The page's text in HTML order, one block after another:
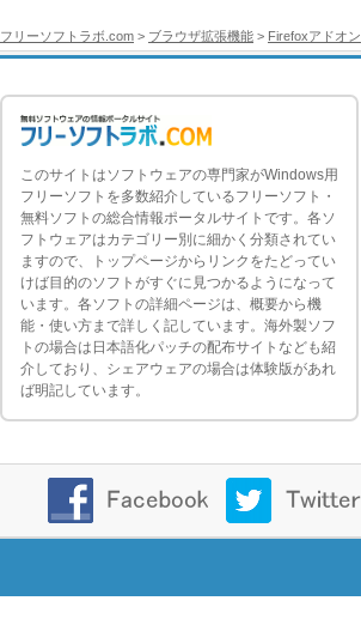
フリーソフトラボ.com > ブラウザ拡張機能 > Firefoxアドオン
このサイトはソフトウェアの専門家がWindows用
フリーソフトを多数紹介しているフリーソフト・
無料ソフトの総合情報ポータルサイトです。各ソ
フトウェアはカテゴリー別に細かく分類されてい
ますので、トップページからリンクをたどってい
けば目的のソフトがすぐに見つかるようになって
います。各ソフトの詳細ページは、概要から機
能・使い方まで詳しく記しています。海外製ソフ
トの場合は日本語化パッチの配布サイトなども紹
介しており、シェアウェアの場合は体験版があれ
ば明記しています。